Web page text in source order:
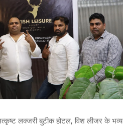
लक्जरी बुटीक होटल, विश लीजर के भव्य